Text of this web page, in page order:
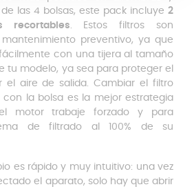
las 4 bolsas, este pack incluye 2
recortables. Estos filtros son
preventivo, ya que
con una tijera al tamaño
tu modelo, ya sea para proteger el
el aire de salida. Cambiar el filtro
la bolsa es la mejor estrategia
motor trabaje forzado y para
de filtrado al 100% de su
es rápido y muy intuitivo: una vez
el aparato, solo hay que abrir